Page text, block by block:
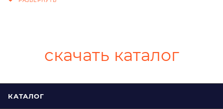
скачать каталог
КАТАЛОГ